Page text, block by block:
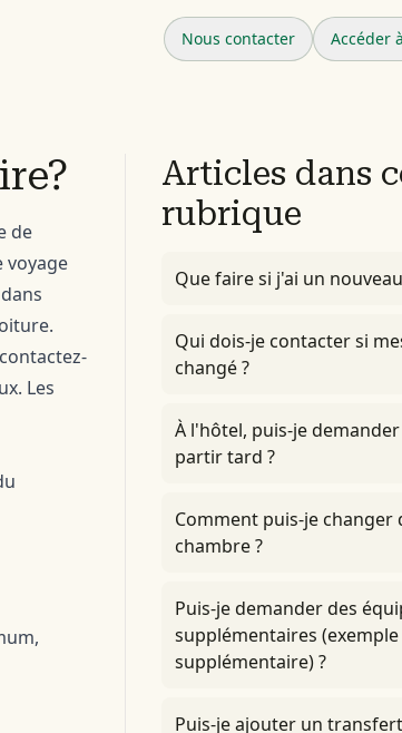
Nous contacter Accéder
de
voyage
Les
Articles dans
rubrique
Que faire si j'ai un
Qui dois-je contacter si
changé ?
À l'hôtel, puis-je
partir tard ?
Comment puis-je changer
chambre ?
Puis-je demander des
supplémentaires
supplémentaire) ?
Puis-je ajouter un